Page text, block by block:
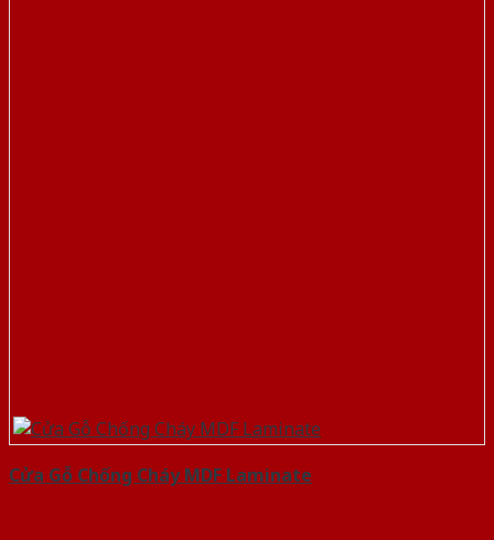
Cửa Gỗ Chống Cháy MDF Laminate